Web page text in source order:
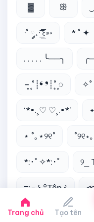
▓ ꕥ
·˚ ༘₊· ͟͟͞͞꒰➳ * ˚ ✦
. . . . . ╰──╮
– ͙۪۪̥˚┊❛ ❜┊˚ ͙۪۪̥◌ ✧˚
‘*•.¸♡ ♡¸.•*’
⋆ ˚｡⋆୨୧˚ ˚୨୧⋆
*:･ﾟ✧*:･ﾟ ୨⎯
≡;- ꒰ °Tên ꒱
Trang chủ Tạo tên